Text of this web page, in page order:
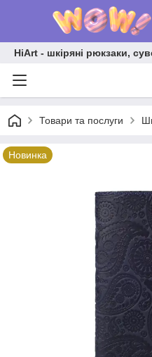
HiArt - шкіряні рюкзаки,
Товари та послуги
Новинка